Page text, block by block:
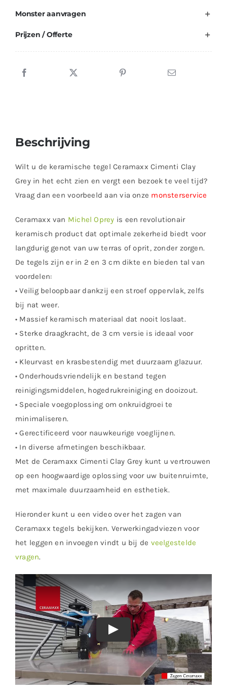
Monster aanvragen
Prijzen / Offerte
Beschrijving
Wilt u de keramische tegel Ceramaxx Cimenti Clay
Grey in het echt zien en vergt een bezoek te veel tijd?
Vraag dan een voorbeeld aan via onze monsterservice
Ceramaxx van Michel Oprey is een revolutionair
keramisch product dat optimale zekerheid biedt voor
langdurig genot van uw terras of oprit, zonder zorgen.
De tegels zijn er in 2 en 3 cm dikte en bieden tal van
voordelen:
• Veilig beloopbaar dankzij een stroef oppervlak, zelfs
bij nat weer.
• Massief keramisch materiaal dat nooit loslaat.
• Sterke draagkracht, de 3 cm versie is ideaal voor
opritten.
• Kleurvast en krasbestendig met duurzaam glazuur.
• Onderhoudsvriendelijk en bestand tegen
reinigingsmiddelen, hogedrukreiniging en dooizout.
• Speciale voegoplossing om onkruidgroei te
minimaliseren.
• Gerectificeerd voor nauwkeurige voeglijnen.
• In diverse afmetingen beschikbaar.
Met de Ceramaxx Cimenti Clay Grey kunt u vertrouwen
op een hoogwaardige oplossing voor uw buitenruimte,
met maximale duurzaamheid en esthetiek.
Hieronder kunt u een video over het zagen van
Ceramaxx tegels bekijken. Verwerkingadviezen voor
het leggen en invoegen vindt u bij de veelgestelde
vragen.